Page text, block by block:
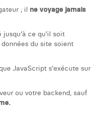
; il ne voyage jamais
jusqu'à ce qu'il soit
du site soient
JavaScript s'exécute sur
ou votre backend, sauf